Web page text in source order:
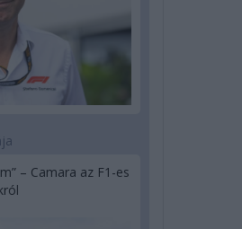
– Camara az F1-es